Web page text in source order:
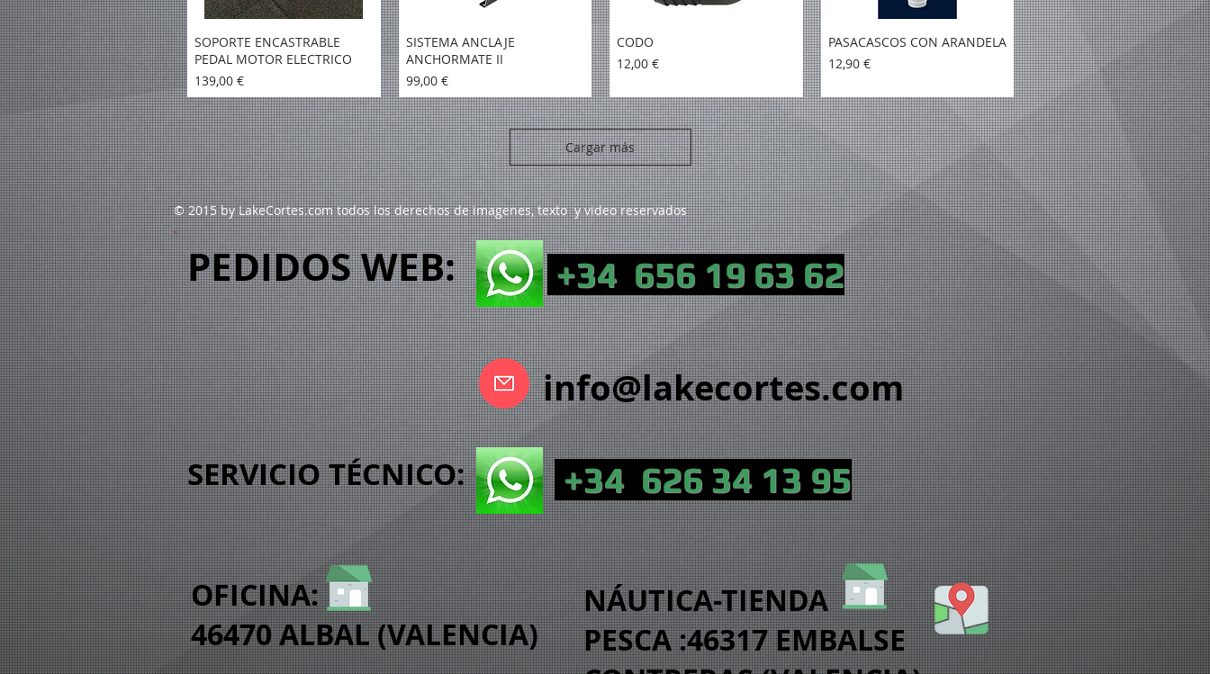
SOPORTE ENCASTRABLE
PEDAL MOTOR ELECTRICO
Precio
139,00 €
SISTEMA ANCLAJE
ANCHORMATE II
Precio
99,00 €
CODO
Precio
12,00 €
PASACASCOS CON ARANDELA
Precio
12,90 €
Cargar más
© 2015 by LakeCortes.com todos los derechos de imagenes, texto y video reservados
PEDIDOS WEB: +34 656 19 63 62
info@lakecortes.com
SERVICIO TÉCNICO: +34 626 34 13 95
OFICINA:
46470 ALBAL (VALENCIA)
NÁUTICA-TIENDA
PESCA :46317 EMBALSE